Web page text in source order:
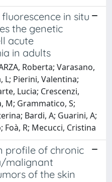
in situ
the genetic
acute
in adults
Roberta; Varasano,
L; Pierini, Valentina;
Lucia; Crescenzi,
M; Grammatico, S;
Bardi, A; Guarini, A;
R; Mecucci, Cristina
profile of chronic
malignant
of the skin